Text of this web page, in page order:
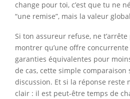
change pour toi, c’est que tu ne
“une remise”, mais la valeur
Si ton assureur refuse, ne
montrer qu’une offre
garanties équivalentes pour
de cas, cette simple
discussion. Et si la réponse reste
clair : il est peut-être temps de